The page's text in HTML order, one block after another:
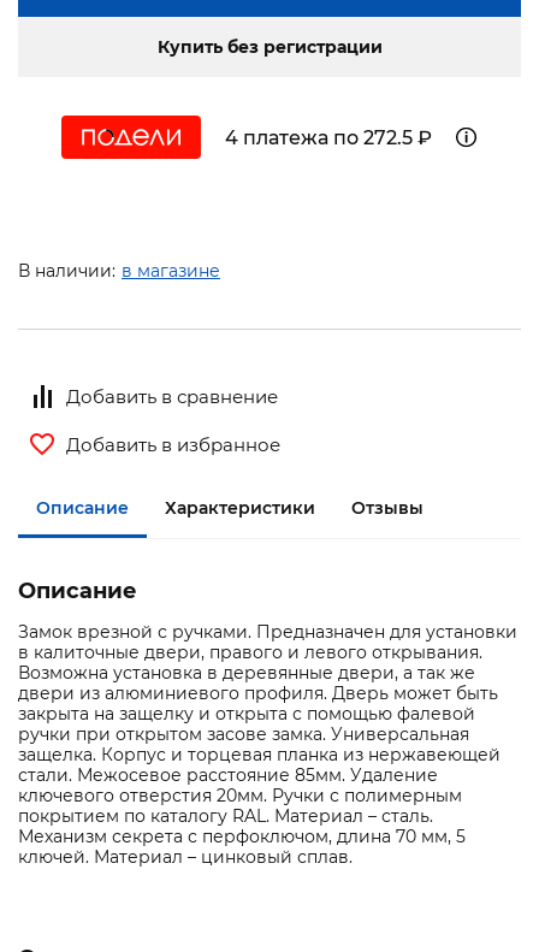
Купить без регистрации
4 платежа по 272.5 ₽
В наличии: в магазине
Добавить в сравнение
Добавить в избранное
Описание Характеристики Отзывы
Описание
Замок врезной с ручками. Предназначен для установки
в калиточные двери, правого и левого открывания.
Возможна установка в деревянные двери, а так же
двери из алюминиевого профиля. Дверь может быть
закрыта на защелку и открыта с помощью фалевой
ручки при открытом засове замка. Универсальная
защелка. Корпус и торцевая планка из нержавеющей
стали. Межосевое расстояние 85мм. Удаление
ключевого отверстия 20мм. Ручки с полимерным
покрытием по каталогу RAL. Материал – сталь.
Механизм секрета с перфоключом, длина 70 мм, 5
ключей. Материал – цинковый сплав.